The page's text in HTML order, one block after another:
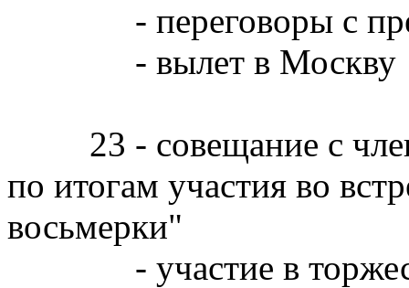
- переговоры с
- вылет в Москву
23 - совещание с
по итогам участия во
восьмерки"
- участие в